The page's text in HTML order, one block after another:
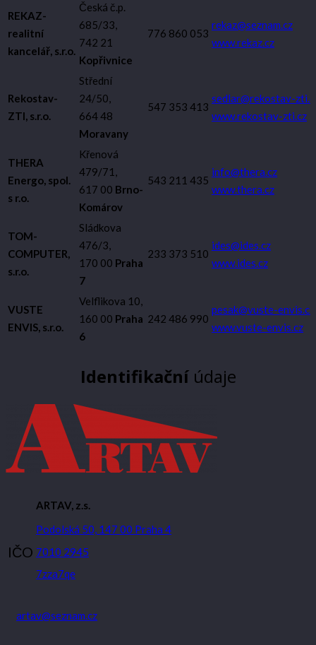
REKAZ-
realitní
kancelář, s.r.o.
Česká č.p.
685/33,
742 21
Kopřivnice
776 860 053
rekaz@seznam.cz
www.rekaz.cz
Rekostav-
ZTI, s.r.o.
Střední
24/50,
664 48
Moravany
547 353 413
sedlar@rekostav-
www.rekostav-zti.cz
THERA
Energo, spol.
s r.o.
Křenová
479/71,
617 00 Brno-
Komárov
543 211 435
info@thera.cz
www.thera.cz
TOM-
COMPUTER,
s.r.o.
Sládkova
476/3,
170 00 Praha
7
233 373 510
ides@ides.cz
www.ides.cz
VUSTE
ENVIS, s.r.o.
Velflikova 10,
160 00 Praha
6
242 486 990
pesak@vuste-envis.cz
www.vuste-envis.cz
Identifikačníúdaje
ARTAV, z.s.
Podolská 50, 147 00 Praha 4
IČO 7010 2945
7zza7qe
artav@seznam.cz